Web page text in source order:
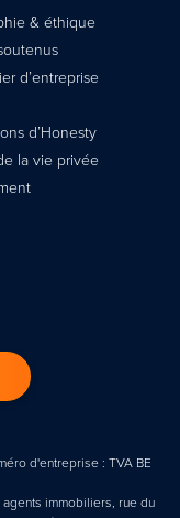
& éthique
d’entreprise
d’Honesty
la vie privée
d'entreprise : TVA BE
immobiliers, rue du